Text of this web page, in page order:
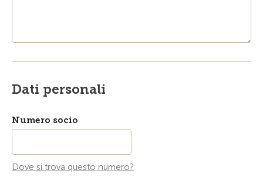
Dati personali
Numero socio
Dove si trova questo numero?